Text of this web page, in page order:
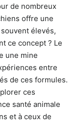
de nombreux
offre une
élevés,
ce concept ? Le
une mine
entre
de ces formules.
ces
santé animale
et à ceux de